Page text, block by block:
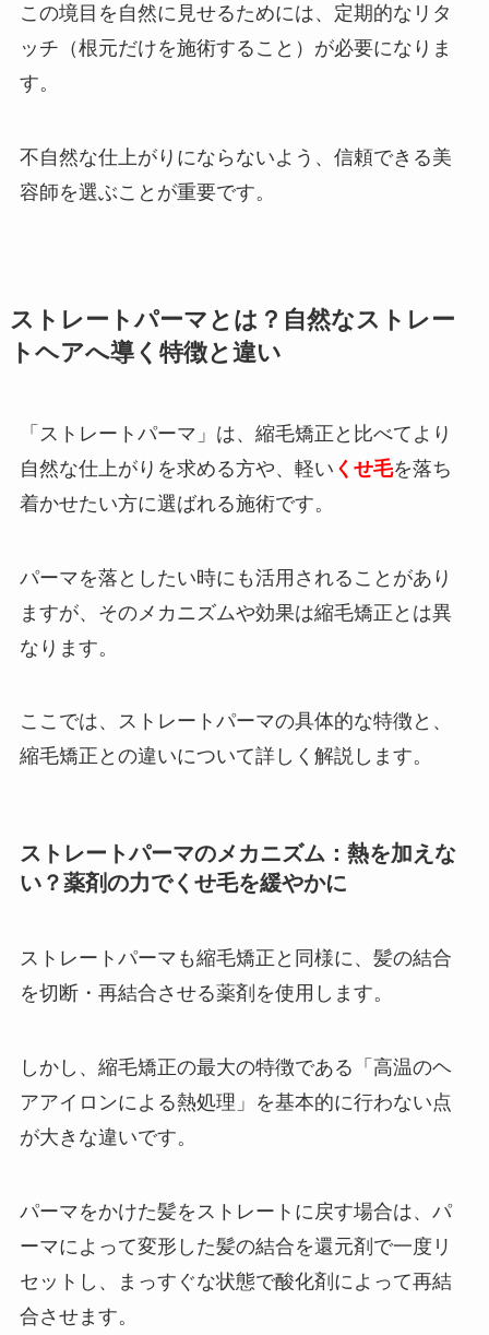
この境目を自然に見せるためには、定期的なリタ
ッチ（根元だけを施術すること）が必要になりま
す。
不自然な仕上がりにならないよう、信頼できる美
容師を選ぶことが重要です。
ストレートパーマとは？自然なストレー
トヘアへ導く特徴と違い
「ストレートパーマ」は、縮毛矯正と比べてより
自然な仕上がりを求める方や、軽い くせ毛を落ち
着かせたい方に選ばれる施術です。
パーマを落としたい時にも活用されることがあり
ますが、そのメカニズムや効果は縮毛矯正とは異
なります。
ここでは、ストレートパーマの具体的な特徴と、
縮毛矯正との違いについて詳しく解説します。
ストレートパーマのメカニズム：熱を加えな
い？薬剤の力でくせ毛を緩やかに
ストレートパーマも縮毛矯正と同様に、髪の結合
を切断・再結合させる薬剤を使用します。
しかし、縮毛矯正の最大の特徴である「高温のヘ
アアイロンによる熱処理」を基本的に行わない点
が大きな違いです。
パーマをかけた髪をストレートに戻す場合は、パ
ーマによって変形した髪の結合を還元剤で一度リ
セットし、まっすぐな状態で酸化剤によって再結
合させます。